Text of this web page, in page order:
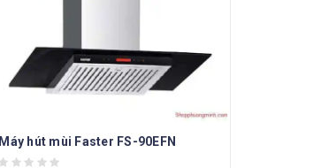
Máy hút mùi Faster FS-90EFN